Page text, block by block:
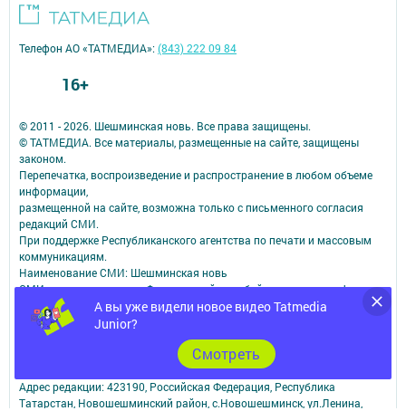
А вы уже видели новое видео Tatmedia
Junior?
Cмотреть
© 2011 - 2026. Шешминская новь. Все права защищены.
© ТАТМЕДИА. Все материалы, размещенные на сайте, защищены
законом.
Перепечатка, воспроизведение и распространение в любом объеме
информации,
размещенной на сайте, возможна только с письменного согласия
редакций СМИ.
При поддержке Республиканского агентства по печати и массовым
коммуникациям.
Наименование СМИ: Шешминская новь
СМИ зарегистрировано Федеральной службой по надзору в сфере
связи,
информационных технологий и массовых коммуникаций
запись о регистрации СМИ ЭЛ № ФС 77 - 90148 от 07.10.2025
ФИО главного редактора: Мусин Азат Вализанович Email:
sheshminskaja-nov.dir@tatmedia.com
Адрес редакции: 423190, Российская Федерация, Республика
Татарстан, Новошешминский район, с.Новошешминск, ул.Ленина,
Телефон АО «ТАТМЕДИА»:(843) 222 09 84
16+